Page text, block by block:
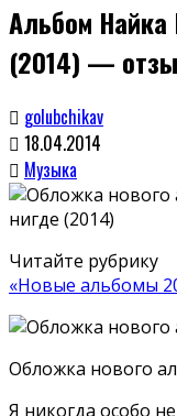
Альбом
(2014) —
golubchikav
18.04.2014
Музыка
Читайте рубрику
«Новые альбомы
Обложка нового
Я никогда особо